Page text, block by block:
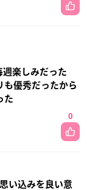
週楽しみだった
も優秀だったから
た
0
い込みを良い意